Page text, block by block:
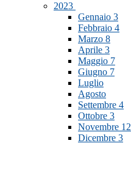
2023
Gennaio 3
Febbraio 4
Marzo 8
Aprile 3
Maggio 7
Giugno 7
Luglio
Agosto
Settembre 4
Ottobre 3
Novembre 12
Dicembre 3